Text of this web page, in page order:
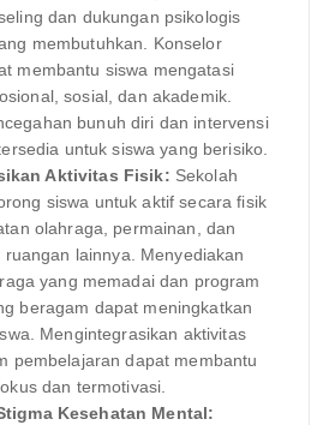
dan dukungan psikologis
membutuhkan. Konselor
membantu siswa mengatasi
sosial, dan akademik.
bunuh diri dan intervensi
untuk siswa yang berisiko.
Aktivitas Fisik: Sekolah
siswa untuk aktif secara fisik
olahraga, permainan, dan
ruangan lainnya. Menyediakan
yang memadai dan program
beragam dapat meningkatkan
Mengintegrasikan aktivitas
pembelajaran dapat membantu
dan termotivasi.
Kesehatan Mental: